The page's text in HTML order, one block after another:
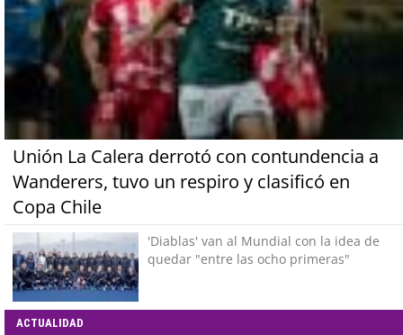
Unión La Calera derrotó con contundencia a
Wanderers, tuvo un respiro y clasificó en
Copa Chile
'Diablas' van al Mundial con la idea de
quedar "entre las ocho primeras"
ACTUALIDAD